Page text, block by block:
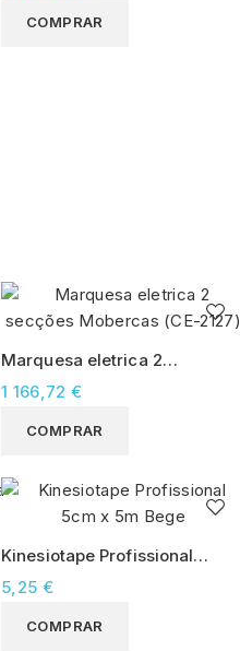
COMPRAR
Marquesa eletrica 2
secções Mobercas (CE-
2127)
1 166,72 €
COMPRAR
Kinesiotape Profissional
5cm x 5m Bege
5,25 €
COMPRAR